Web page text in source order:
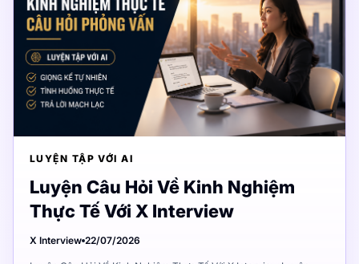
LUYỆN TẬP VỚI AI
Luyện Câu Hỏi Về Kinh Nghiệm
Thực Tế Với X Interview
X Interview 22/07/2026